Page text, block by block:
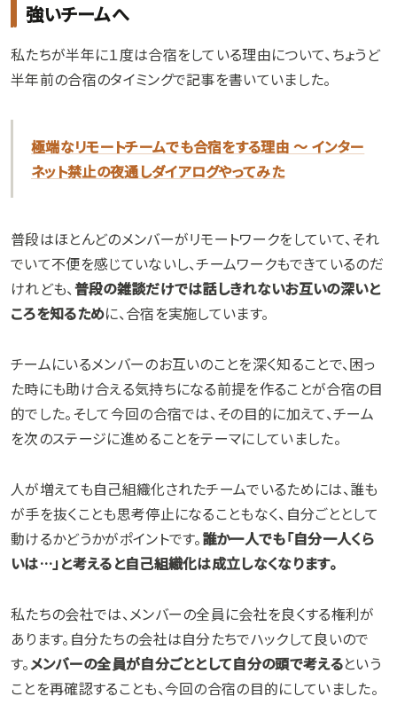
強いチームへ
私たちが半年に１度は合宿をしている理由について、ちょうど
半年前の合宿のタイミングで記事を書いていました。
極端なリモートチームでも合宿をする理由 〜 インター
ネット禁止の夜通しダイアログやってみた
普段はほとんどのメンバーがリモートワークをしていて、それ
でいて不便を感じていないし、チームワークもできているのだ
けれども、普段の雑談だけでは話しきれないお互いの深いと
ころを知るために、合宿を実施しています。
チームにいるメンバーのお互いのことを深く知ることで、困っ
た時にも助け合える気持ちになる前提を作ることが合宿の目
的でした。そして今回の合宿では、その目的に加えて、チーム
を次のステージに進めることをテーマにしていました。
人が増えても自己組織化されたチームでいるためには、誰も
が手を抜くことも思考停止になることもなく、自分ごととして
動けるかどうかがポイントです。誰か一人でも「自分一人くら
いは…」と考えると自己組織化は成立しなくなります。
私たちの会社では、メンバーの全員に会社を良くする権利が
あります。自分たちの会社は自分たちでハックして良いので
す。メンバーの全員が自分ごととして自分の頭で考えるという
ことを再確認することも、今回の合宿の目的にしていました。